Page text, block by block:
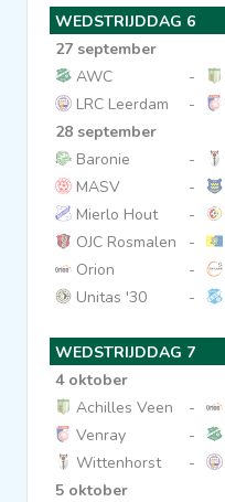
WEDSTRIJDDAG 6
27 september
AWC
-
LRC Leerdam
-
28 september
Baronie
-
MASV
-
Mierlo Hout
-
OJC Rosmalen
-
Orion
-
Unitas '30
-
WEDSTRIJDDAG 7
4 oktober
Achilles Veen
-
Venray
-
Wittenhorst
-
5 oktober